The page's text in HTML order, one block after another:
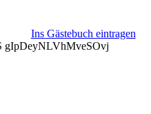
Ins Gästebuch eintragen
gIpDeyNLVhMveSOvj